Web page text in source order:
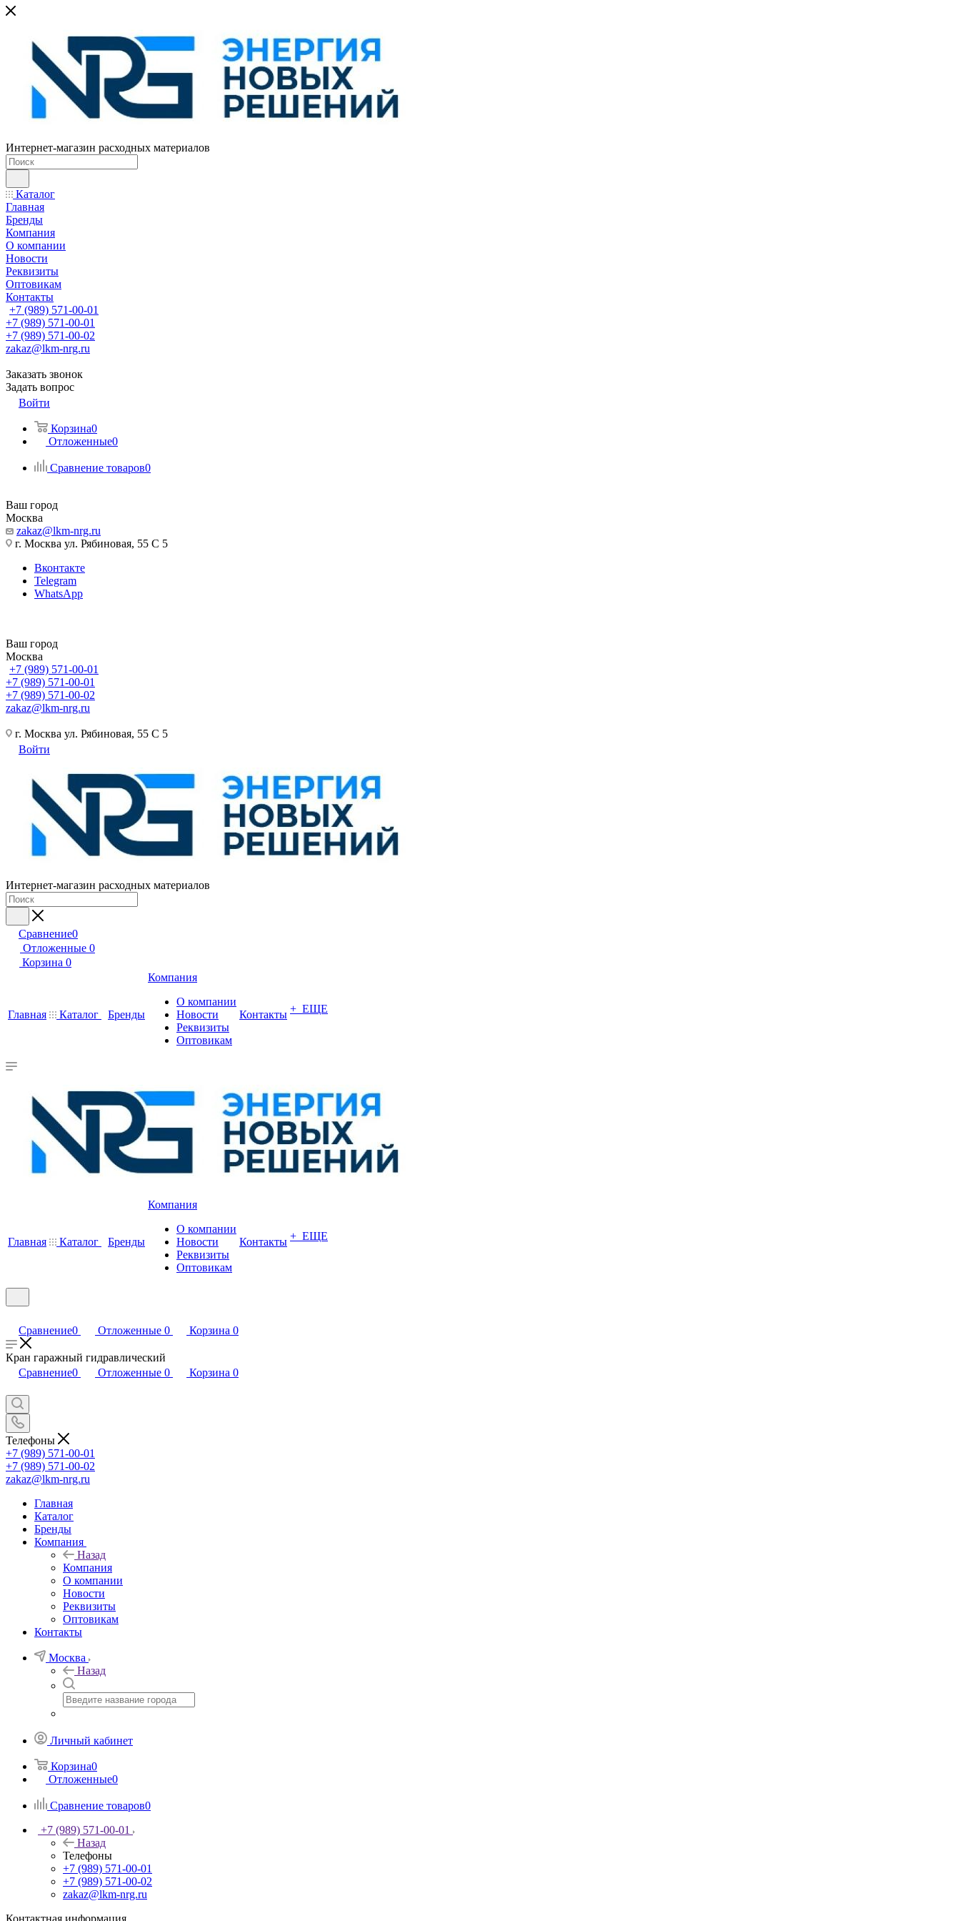
Интернет-магазин расходных материалов
Каталог
Главная
Бренды
Компания
О компании
Новости
Реквизиты
Оптовикам
Контакты
+7 (989) 571-00-01
+7 (989) 571-00-01
+7 (989) 571-00-02
zakaz@lkm-nrg.ru
Заказать звонок
Задать вопрос
Войти
Корзина0
Отложенные0
Сравнение товаров0
Ваш город
Москва
zakaz@lkm-nrg.ru
г. Москва ул. Рябиновая, 55 С 5
Вконтакте
Telegram
WhatsApp
Ваш город
Москва
+7 (989) 571-00-01
+7 (989) 571-00-01
+7 (989) 571-00-02
zakaz@lkm-nrg.ru
г. Москва ул. Рябиновая, 55 С 5
Войти
Интернет-магазин расходных материалов
Сравнение0
Отложенные 0
Корзина 0
Главная Каталог Бренды
Компания
О компании
Новости
Реквизиты
Оптовикам
Контакты + ЕЩЕ
Главная Каталог Бренды
Компания
О компании
Новости
Реквизиты
Оптовикам
Контакты + ЕЩЕ
Сравнение0 Отложенные 0 Корзина 0
Кран гаражный гидравлический
Сравнение0 Отложенные 0 Корзина 0
Телефоны
+7 (989) 571-00-01
+7 (989) 571-00-02
zakaz@lkm-nrg.ru
Главная
Каталог
Бренды
Компания
Назад
Компания
О компании
Новости
Реквизиты
Оптовикам
Контакты
Москва
Назад
Личный кабинет
Корзина0
Отложенные0
Сравнение товаров0
+7 (989) 571-00-01
Назад
Телефоны
+7 (989) 571-00-01
+7 (989) 571-00-02
zakaz@lkm-nrg.ru
Контактная информация